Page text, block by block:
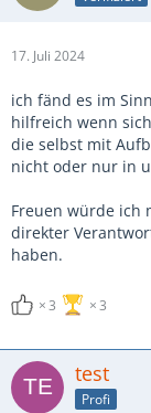
17. Juli 2024
ich fänd es im
hilfreich wenn
die selbst mit
nicht oder nur in
Freuen würde ich
direkter
haben.
3 3
test
Profi